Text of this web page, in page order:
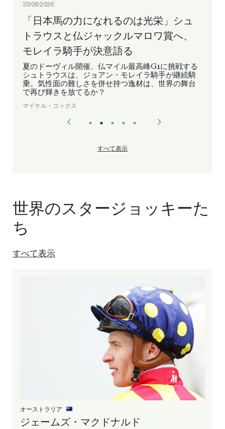
30/06/2026
「日本馬の力になれるのは光栄」シュ
トラウスと仏ジャックルマロワ賞へ、
モレイラ騎手が決意語る
夏のドーヴィル開催、仏マイル最高峰G1に挑戦する
シュトラウスは、ジョアン・モレイラ騎手が継続騎
乗。気性面の難しさを併せ持つ逸材は、世界の舞台
で再び輝きを放てるか？
マイケル・コックス
すべて表示
世界のスタージョッキーた
ち
すべて表示
ジェームズ・マクドナルド
オーストラリア